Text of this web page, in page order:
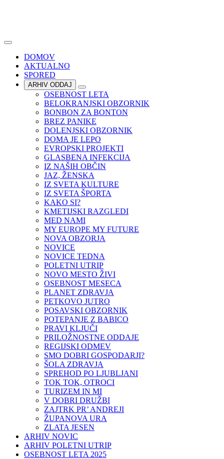
DOMOV
AKTUALNO
SPORED
ARHIV ODDAJ
OSEBNOST LETA
BELOKRANJSKI OBZORNIK
BONBON ZA BONTON
BREZ PANIKE
DOLENJSKI OBZORNIK
DOMA JE LEPO
EVROPSKI PROJEKTI
GLASBENA INFEKCIJA
IZ NAŠIH OBČIN
JAZ, ŽENSKA
IZ SVETA KULTURE
IZ SVETA ŠPORTA
KAKO SI?
KMETIJSKI RAZGLEDI
MED NAMI
MY EUROPE MY FUTURE
NOVA OBZORJA
NOVICE
NOVICE TEDNA
POLETNI UTRIP
NOVO MESTO ŽIVI
OSEBNOST MESECA
PLANET ZDRAVJA
PETKOVO JUTRO
POSAVSKI OBZORNIK
POTEPANJE Z BABICO
PRAVI KLJUČI
PRILOŽNOSTNE ODDAJE
REGIJSKI ODMEV
SMO DOBRI GOSPODARJI?
ŠOLA ZDRAVJA
SPREHOD PO LJUBLJANI
TOK TOK, OTROCI
TURIZEM IN MI
V DOBRI DRUŽBI
ZAJTRK PR’ ANDREJI
ŽUPANOVA URA
ZLATA JESEN
ARHIV NOVIC
ARHIV POLETNI UTRIP
OSEBNOST LETA 2025